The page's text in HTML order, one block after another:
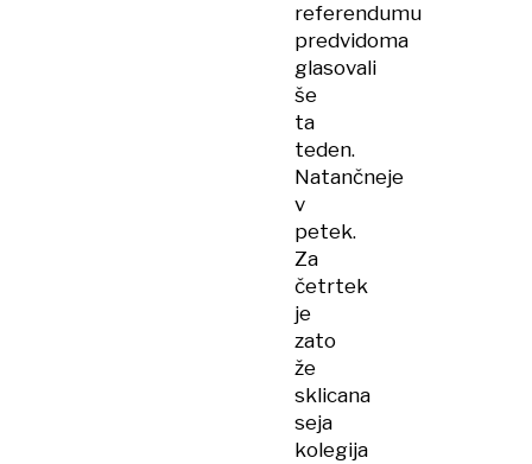
referendumu
predvidoma
glasovali
še
ta
teden.
Natančneje
v
petek.
Za
četrtek
je
zato
že
sklicana
seja
kolegija